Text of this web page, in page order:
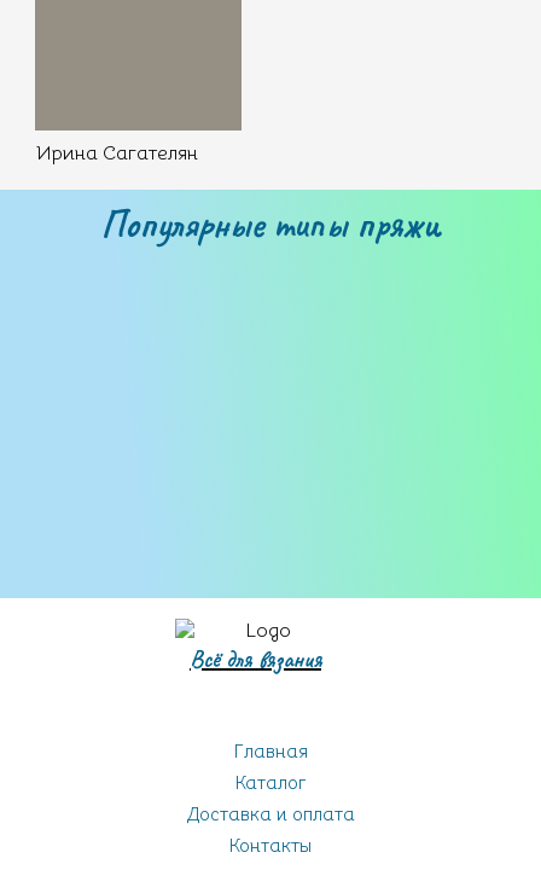
Ирина Сагателян
Популярные типы пряжи
Всё для вязания
Главная
Каталог
Доставка и оплата
Контакты